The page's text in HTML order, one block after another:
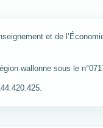
et de
wallonne sous le